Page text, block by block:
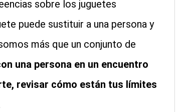
sobre los juguetes
puede sustituir a una persona y
más que un conjunto de
una persona en un encuentro
revisar cómo están tus límites